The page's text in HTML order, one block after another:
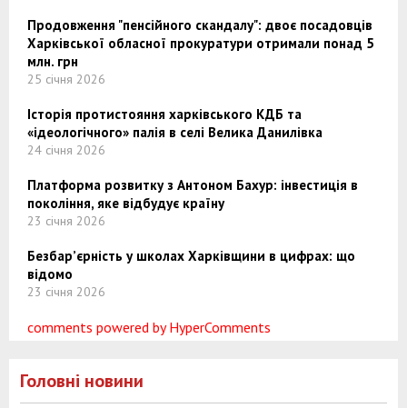
Продовження "пенсійного скандалу": двоє посадовців
Харківської обласної прокуратури отримали понад 5
млн. грн
25 січня 2026
Історія протистояння харківського КДБ та
«ідеологічного» палія в селі Велика Данилівка
24 січня 2026
Платформа розвитку з Антоном Бахур: інвестиція в
покоління, яке відбудує країну
23 січня 2026
Безбар’єрність у школах Харківщини в цифрах: що
відомо
23 січня 2026
comments powered by HyperComments
Головні новини